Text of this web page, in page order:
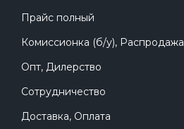
Прайс полный
Комиссионка (б/у), Распродажа
Опт, Дилерство
Сотрудничество
Доставка, Оплата